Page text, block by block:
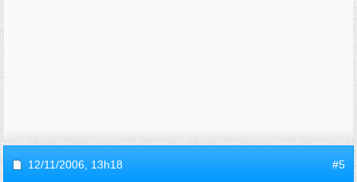
12/11/2006, 13h18 #5